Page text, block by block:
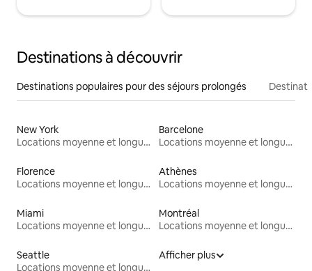
Destinations à découvrir
Destinations populaires pour des séjours prolongés
New York
Locations moyenne et longue durée
Barcelone
Locations moyenne et longue durée
Florence
Locations moyenne et longue durée
Athènes
Locations moyenne et longue durée
Miami
Locations moyenne et longue durée
Montréal
Locations moyenne et longue durée
Seattle
Locations moyenne et longue durée
Afficher plus